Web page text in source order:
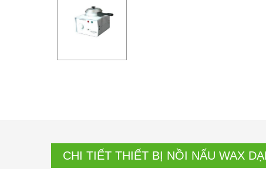
CHI TIẾT THIẾT BỊ NỒI NẤU WAX